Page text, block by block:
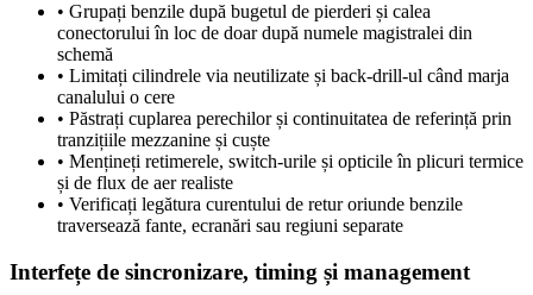
• Grupați benzile după bugetul de pierderi și calea
conectorului în loc de doar după numele magistralei din
schemă
• Limitați cilindrele via neutilizate și back-drill-ul când marja
canalului o cere
• Păstrați cuplarea perechilor și continuitatea de referință prin
tranzițiile mezzanine și cuște
• Mențineți retimerele, switch-urile și opticile în plicuri termice
și de flux de aer realiste
• Verificați legătura curentului de retur oriunde benzile
traversează fante, ecranări sau regiuni separate
Interfețe de sincronizare, timing și management